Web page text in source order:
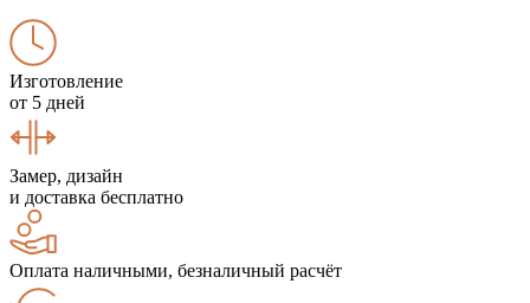
Изготовление
от 5 дней
Замер, дизайн
и доставка бесплатно
Оплата наличными, безналичный расчёт